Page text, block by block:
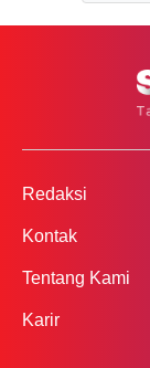
Redaksi
Kontak
Tentang Kami
Karir